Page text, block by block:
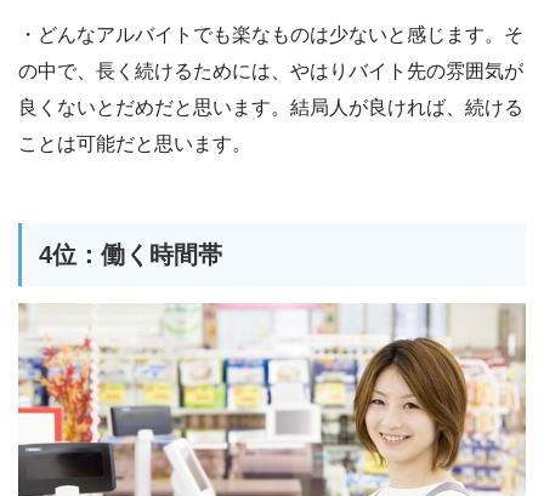
・どんなアルバイトでも楽なものは少ないと感じます。そ
の中で、長く続けるためには、やはりバイト先の雰囲気が
良くないとだめだと思います。結局人が良ければ、続ける
ことは可能だと思います。
4位：働く時間帯